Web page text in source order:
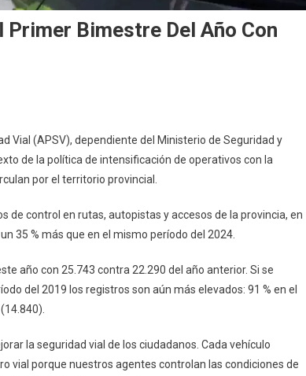
Bimestre Del Año Con
Vial (APSV), dependiente del Ministerio de Seguridad y
de la política de intensificación de operativos con la
por el territorio provincial.
de control en rutas, autopistas y accesos de la provincia, en
35 % más que en el mismo período del 2024.
año con 25.743 contra 22.290 del año anterior. Si se
del 2019 los registros son aún más elevados: 91 % en el
la seguridad vial de los ciudadanos. Cada vehículo
vial porque nuestros agentes controlan las condiciones de